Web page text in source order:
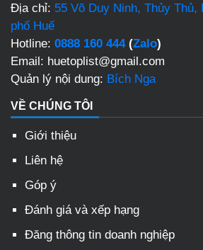
Địa chỉ: 55 Võ Duy Ninh, Thủy Thủ,
phố Huế
Hotline: 0888 160 444(Zalo)
Email: huetoplist@gmail.com
Quản lý nội dung: Bích Nga
VỀ CHÚNG TÔI
Giới thiệu
Liên hệ
Góp ý
Đánh giá và xếp hạng
Đăng thông tin doanh nghiệp